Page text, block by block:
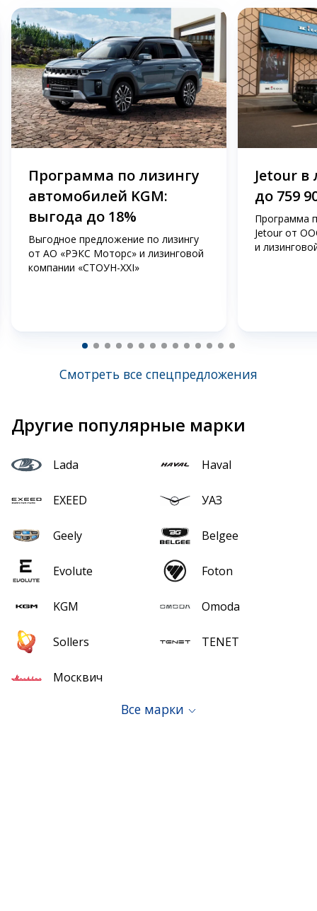
Программа по лизингу
автомобилей KGM:
выгода до 18%
Выгодное предложение по лизингу
от АО «РЭКС Моторс» и лизинговой
компании «СТОУН-ХХI»
Jetour в
до 759
Программа
Jetour от
и
Смотреть все спецпредложения
Другие популярные марки
Lada Haval
EXEED УАЗ
Geely Belgee
Evolute Foton
KGM Omoda
Sollers TENET
Москвич
Все марки